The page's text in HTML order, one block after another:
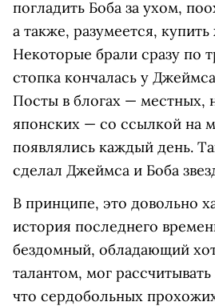
погладить Боба за ухом,
а также, разумеется,
Некоторые брали сразу по
стопка кончалась у
Посты в блогах — местных,
японских — со ссылкой на
появлялись каждый день.
сделал Джеймса и Боба
В принципе, это довольно
история последнего
бездомный, обладающий
талантом, мог
что сердобольных